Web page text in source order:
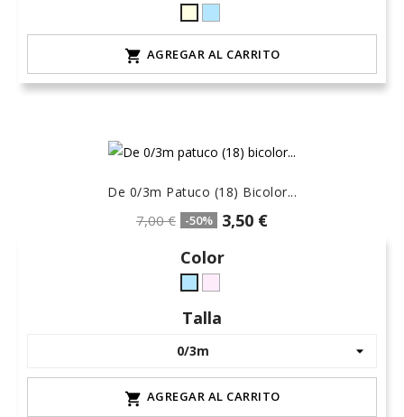
crudo-
marfil
celeste-
hielo
 AGREGAR AL CARRITO
De 0/3m Patuco (18) Bicolor...
7,00 € -50%
3,50 €
Color
celeste-
hielo
Talla
 AGREGAR AL CARRITO